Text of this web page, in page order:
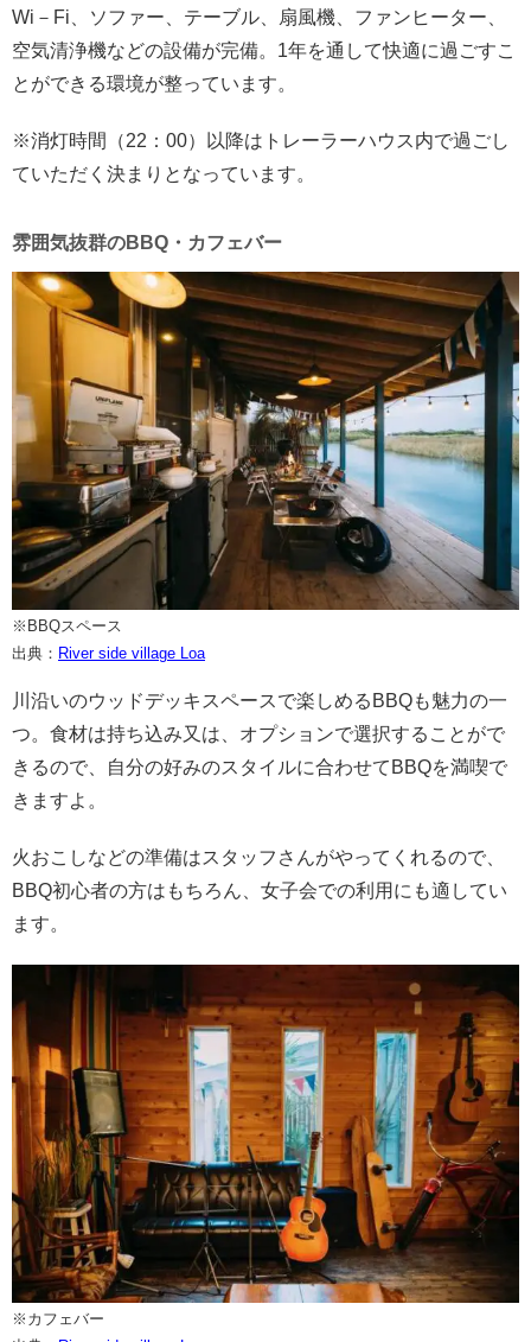
Wi－Fi、ソファー、テーブル、扇風機、ファンヒーター、
空気清浄機などの設備が完備。1年を通して快適に過ごすこ
とができる環境が整っています。
※消灯時間（22：00）以降はトレーラーハウス内で過ごし
ていただく決まりとなっています。
雰囲気抜群のBBQ・カフェバー
※BBQスペース
出典： River side village Loa
川沿いのウッドデッキスペースで楽しめるBBQも魅力の一
つ。食材は持ち込み又は、オプションで選択することがで
きるので、自分の好みのスタイルに合わせてBBQを満喫で
きますよ。
火おこしなどの準備はスタッフさんがやってくれるので、
BBQ初心者の方はもちろん、女子会での利用にも適してい
ます。
※カフェバー